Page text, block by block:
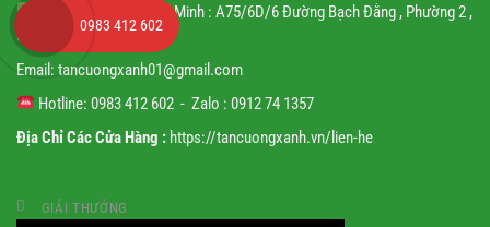
Văn Phòng TP Hồ Chí Minh : A75/6D/6 Đường Bạch Đằng , Phường 2 ,
Quận Tân Bình
Email: tancuongxanh01@gmail.com
Hotline: 0983 412 602 - Zalo : 0912 74 1357
Địa Chỉ Các Cửa Hàng : https://tancuongxanh.vn/lien-he
GIẢI THƯỞNG
0983 412 602